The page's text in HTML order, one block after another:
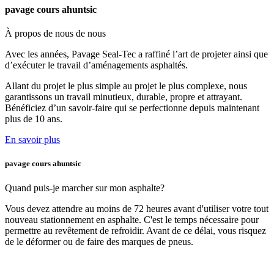
pavage cours ahuntsic
À propos de nous de nous
Avec les années, Pavage Seal-Tec a raffiné l’art de projeter ainsi que
d’exécuter le travail d’aménagements asphaltés.
Allant du projet le plus simple au projet le plus complexe, nous
garantissons un travail minutieux, durable, propre et attrayant.
Bénéficiez d’un savoir-faire qui se perfectionne depuis maintenant
plus de 10 ans.
En savoir plus
pavage cours ahuntsic
Quand puis-je marchersur mon asphalte?
Vous devez attendre au moins de 72 heures avant d'utiliser votre tout
nouveau stationnement en asphalte. C'est le temps nécessaire pour
permettre au revêtement de refroidir. Avant de ce délai, vous risquez
de le déformer ou de faire des marques de pneus.